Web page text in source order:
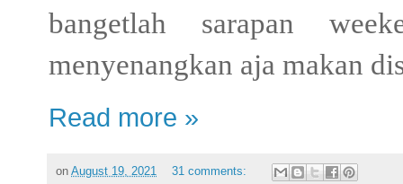
bangetlah sarapan
menyenangkan aja makan
Read more »
on August 19, 2021 31 comments: